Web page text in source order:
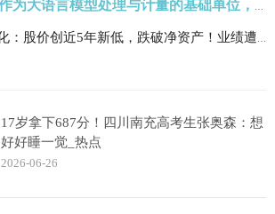
致远互联：词元作为大语言模型处理与计量的基础单位，在公司主营业务开展中会正常调用-焦点
今日要闻!山西焦化：股价创近5年新低，跌破净资产！业绩遭遇大滑坡
17岁拿下687分！四川南充高考生张奥森：想
好好睡一觉_热点
2026-06-26